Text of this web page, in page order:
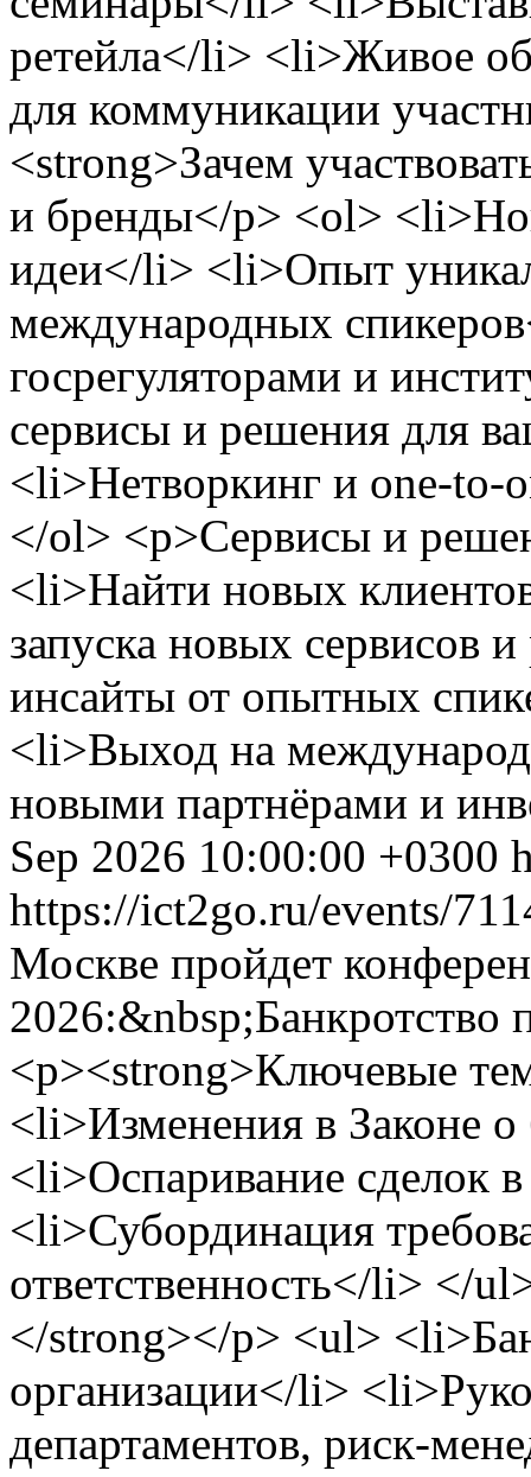
ретейла</li> <li>Живое
для коммуникации
<strong>Зачем
и бренды</p> <ol>
идеи</li> <li>Опыт
международных
госрегуляторами и
сервисы и решения для
<li>Нетворкинг и one-to-
</ol> <p>Сервисы и
<li>Найти новых
запуска новых
инсайты от опытных
<li>Выход на
новыми партнёрами и
Sep 2026 10:00:00 +0300
https://ict2go.ru/events/
Москве пройдет
<p><strong>Ключевые
<li>Изменения в Законе о
<li>Оспаривание сделок
<li>Субординация
ответственность</li> </
</strong></p> <ul>
организации</li>
департаментов, риск-